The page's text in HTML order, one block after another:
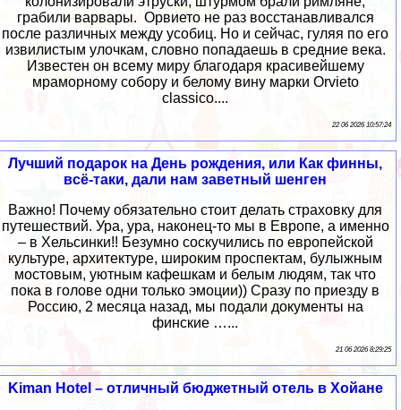
грабили варвары. Орвието не раз восстанавливался
после различных между усобиц. Но и сейчас, гуляя по его
извилистым улочкам, словно попадаешь в средние века.
Известен он всему миру благодаря красивейшему
мраморному собору и белому вину марки Orvieto
classico....
22 06 2026 10:57:24
Лучший подарок на День рождения, или Как финны,
всё-таки, дали нам заветный шенген
Важно! Почему обязательно стоит делать страховку для
путешествий. Ура, ура, наконец-то мы в Европе, а именно
– в Хельсинки!! Безумно соскучились по европейской
культуре, архитектуре, широким проспектам, булыжным
мостовым, уютным кафешкам и белым людям, так что
пока в голове одни только эмоции)) Сразу по приезду в
Россию, 2 месяца назад, мы подали документы на
финские …...
21 06 2026 8:29:25
Kiman Hotel – отличный бюджетный отель в Хойане